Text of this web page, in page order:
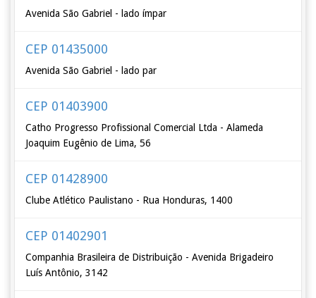
Avenida São Gabriel - lado ímpar
CEP 01435000
Avenida São Gabriel - lado par
CEP 01403900
Catho Progresso Profissional Comercial Ltda - Alameda
Joaquim Eugênio de Lima, 56
CEP 01428900
Clube Atlético Paulistano - Rua Honduras, 1400
CEP 01402901
Companhia Brasileira de Distribuição - Avenida Brigadeiro
Luís Antônio, 3142